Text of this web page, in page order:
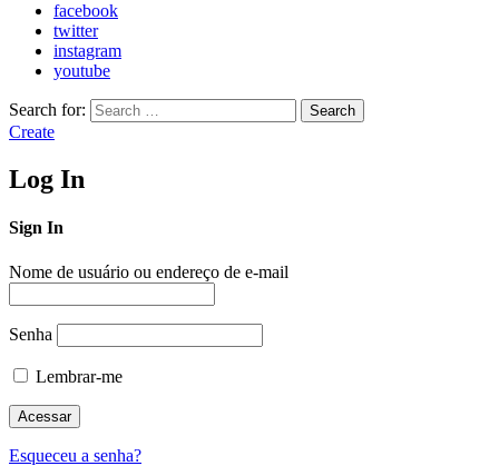
facebook
twitter
instagram
youtube
Search for: Search
Create
Log In
Sign In
Nome de usuário ou endereço de e-mail
Senha
Lembrar-me
Esqueceu a senha?